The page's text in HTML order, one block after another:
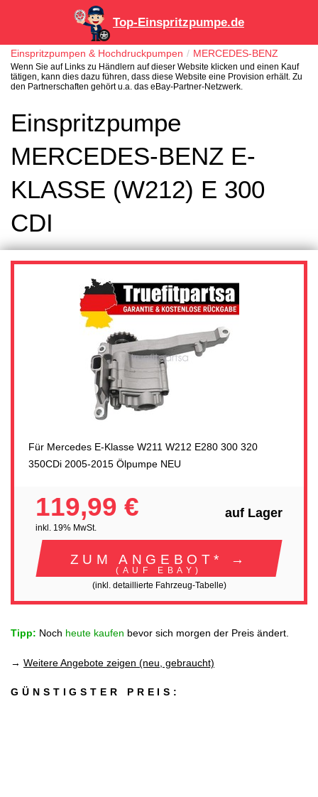
Top-Einspritzpumpe.de
Einspritzpumpen & Hochdruckpumpen MERCEDES-BENZ
Wenn Sie auf Links zu Händlern auf dieser Website klicken und einen Kauf
tätigen, kann dies dazu führen, dass diese Website eine Provision erhält. Zu
den Partnerschaften gehört u.a. das eBay-Partner-Netzwerk.
Einspritzpumpe
MERCEDES-BENZ E-
KLASSE (W212) E 300
CDI
Für Mercedes E-Klasse W211 W212 E280 300 320
350CDi 2005-2015 Ölpumpe NEU
119,99 €
inkl. 19% MwSt.
auf Lager
ZUM ANGEBOT* →
(AUF EBAY)
(inkl. detaillierte Fahrzeug-Tabelle)
Tipp: Noch heute kaufen bevor sich morgen der Preis ändert.
→ Weitere Angebote zeigen (neu, gebraucht)
GÜNSTIGSTER PREIS: